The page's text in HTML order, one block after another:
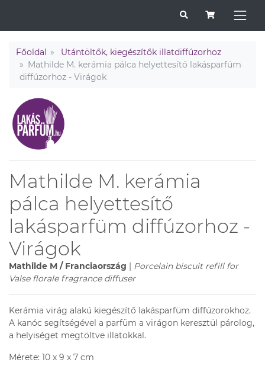
Főoldal
Utántöltők, kiegészítők illatdiffúzorhoz
Mathilde M. kerámia pálca helyettesítő lakásparfüm
diffúzorhoz - Virágok
Mathilde M. kerámia
pálca helyettesítő
lakásparfüm diffúzorhoz -
Virágok
Mathilde M / Franciaország | Porcelain biscuit refill for
Valse florale fragrance diffuser
Kerámia virág alakú kiegészítő lakásparfüm diffúzorokhoz.
A kanóc segítségével a parfüm a virágon keresztül párolog,
a helyiséget megtöltve illatokkal.
Mérete: 10 x 9 x 7 cm